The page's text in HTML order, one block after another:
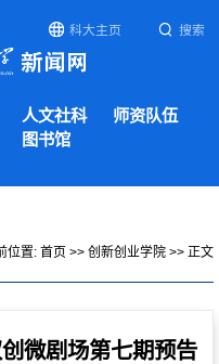
科大主页 搜索
人文社科
师资队伍
图书馆
位置: 首页 >> 创新创业学院 >> 正文
创微剧场第七期预告